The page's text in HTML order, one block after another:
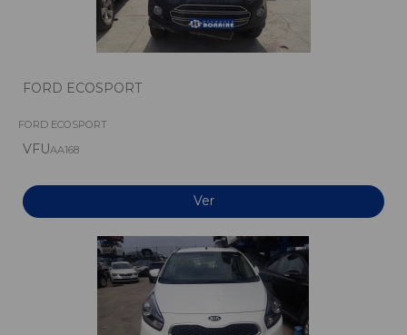
FORD ECOSPORT
FORD ECOSPORT
VFUAA168
Ver